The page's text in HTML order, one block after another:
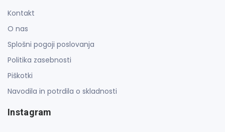
Kontakt
O nas
Splošni pogoji poslovanja
Politika zasebnosti
Piškotki
Navodila in potrdila o skladnosti
Instagram